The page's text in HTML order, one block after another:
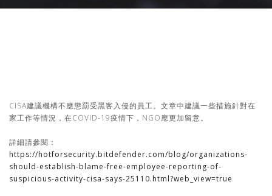
CISA建議機構不應懲罰受黑客入侵的員工。文章中建議一些措施針對在
家工作等情況，在COVID-19疫情下，NGO應更加留意。
詳細請參閱：
https://hotforsecurity.bitdefender.com/blog/organizations-
should-establish-blame-free-employee-reporting-of-
suspicious-activity-cisa-says-25110.html?web_view=true